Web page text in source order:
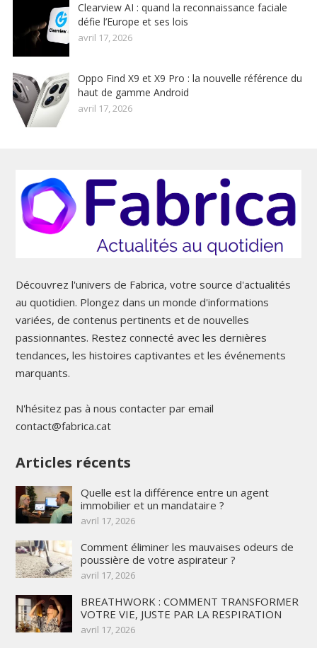
Clearview AI : quand la reconnaissance faciale
défie l’Europe et ses lois
avril 17, 2026
Oppo Find X9 et X9 Pro : la nouvelle référence du
haut de gamme Android
avril 17, 2026
Découvrez l'univers de Fabrica, votre source d'actualités
au quotidien. Plongez dans un monde d'informations
variées, de contenus pertinents et de nouvelles
passionnantes. Restez connecté avec les dernières
tendances, les histoires captivantes et les événements
marquants.
N'hésitez pas à nous contacter par email
contact@fabrica.cat
Articles récents
Quelle est la différence entre un agent
immobilier et un mandataire ?
avril 17, 2026
Comment éliminer les mauvaises odeurs de
poussière de votre aspirateur ?
avril 17, 2026
BREATHWORK : COMMENT TRANSFORMER
VOTRE VIE, JUSTE PAR LA RESPIRATION
avril 17, 2026